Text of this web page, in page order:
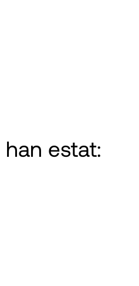
han estat: